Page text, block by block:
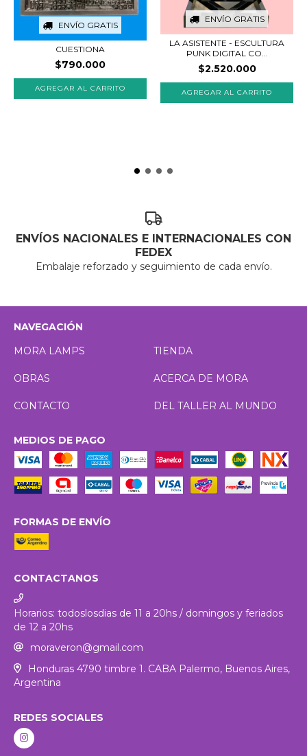
ENVÍO GRATIS
CUESTIONA
$790.000
ENVÍO GRATIS
LA ASISTENTE - ESCULTURA
PUNK DIGITAL CO...
$2.520.000
ENVÍOS NACIONALES E INTERNACIONALES CON
FEDEX
Embalaje reforzado y seguimiento de cada envío.
NAVEGACIÓN
MORA LAMPS
TIENDA
OBRAS ACERCA DE MORA
CONTACTO DEL TALLER AL MUNDO
MEDIOS DE PAGO
FORMAS DE ENVÍO
CONTACTANOS
Horarios: todoslosdias de 11 a 20hs / domingos y feriados
de 12 a 20hs
moraveron@gmail.com
Honduras 4790 timbre 1. CABA Palermo, Buenos Aires,
Argentina
REDES SOCIALES